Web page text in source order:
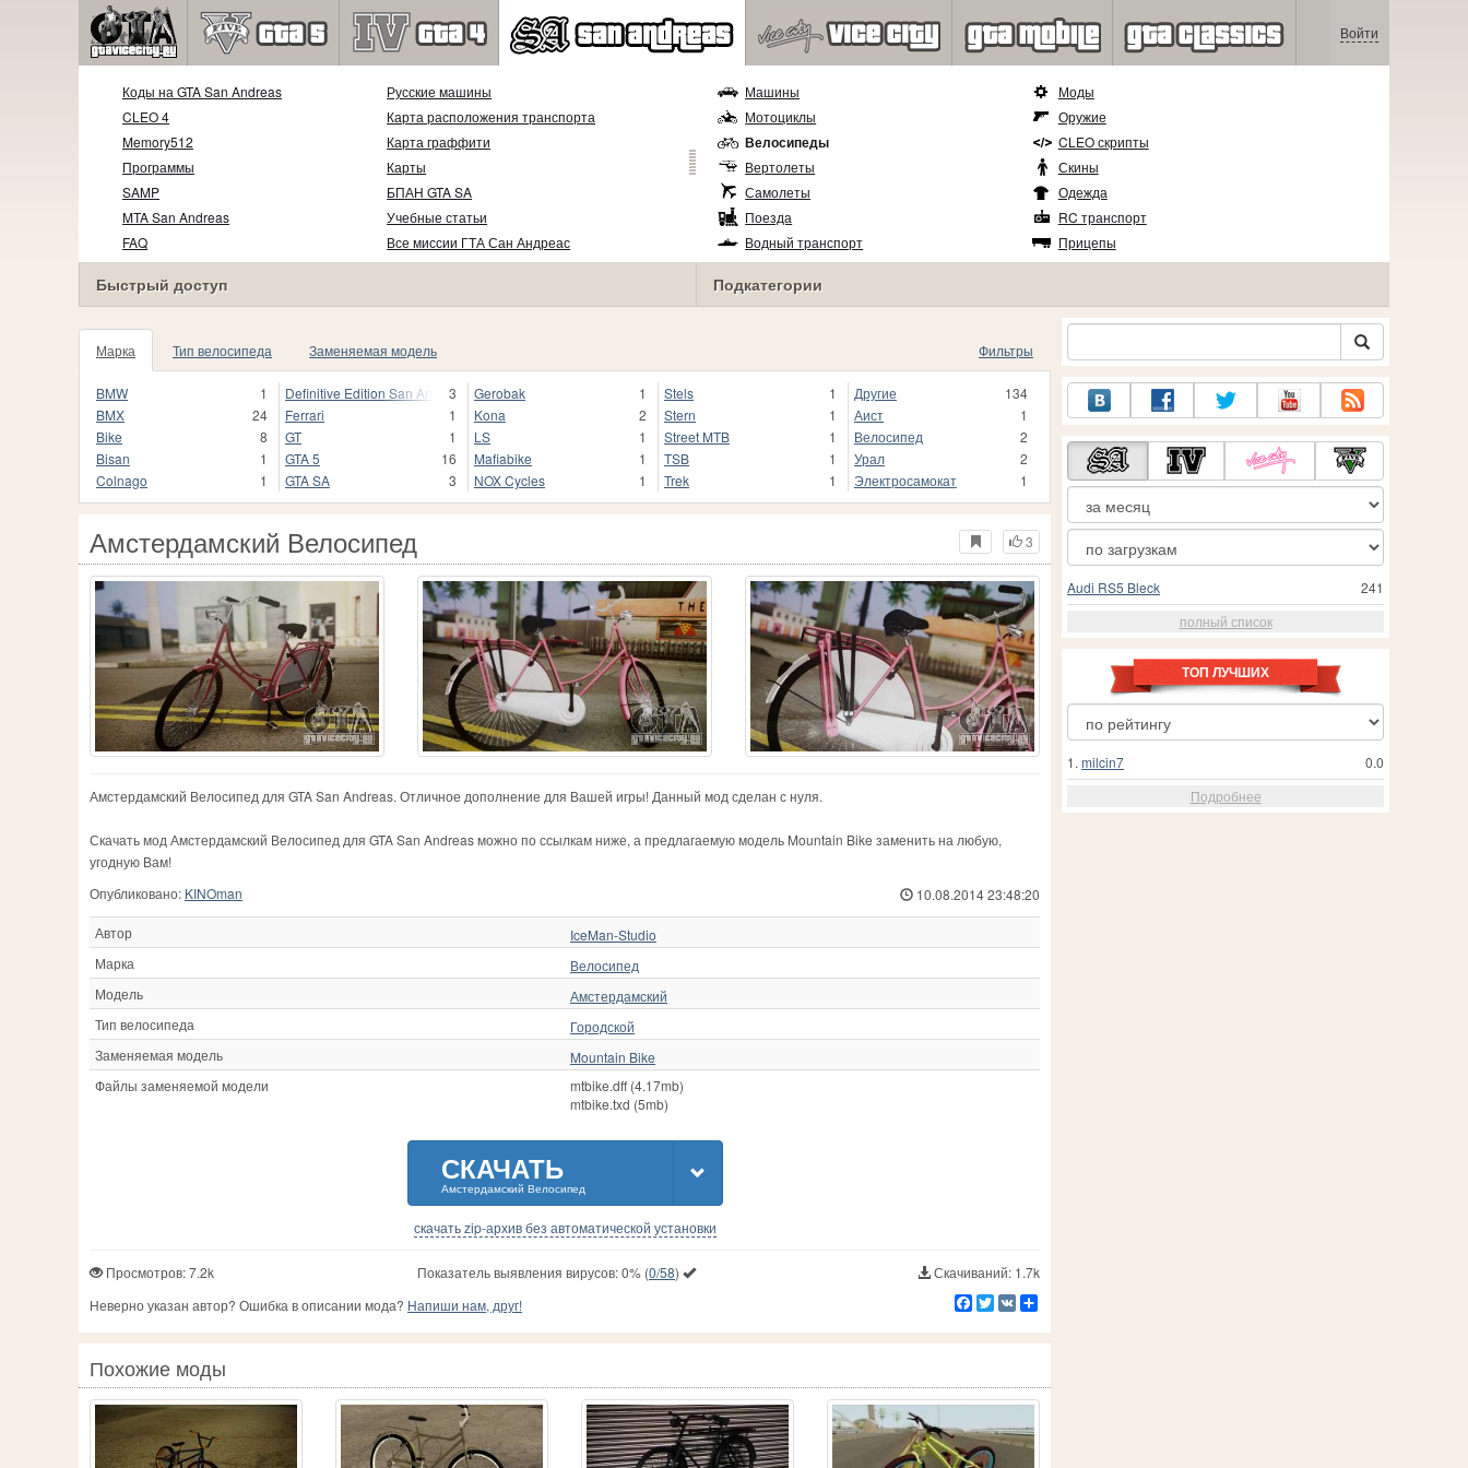
Войти
Коды на GTA San Andreas
CLEO 4
Memory512
Программы
SAMP
MTA San Andreas
FAQ
Русские машины
Карта расположения транспорта
Карта граффити
Карты
БПАН GTA SA
Учебные статьи
Все миссии ГТА Сан Андреас
Быстрый доступ
Машины
Мотоциклы
Велосипеды
Вертолеты
Самолеты
Поезда
Водный транспорт
Моды
Оружие
CLEO скрипты
Скины
Одежда
RC транспорт
Прицепы
Подкатегории
Марка Тип велосипеда Заменяемая модель Фильтры
BMW
1
BMX
24
Bike
8
Bisan
1
Colnago
1
Definitive Edition San Andreas
3
Ferrari
1
GT
1
GTA 5
16
GTA SA
3
Gerobak
1
Kona
2
LS
1
Mafiabike
1
NOX Cycles
1
Stels
1
Stern
1
Street MTB
1
TSB
1
Trek
1
Другие
134
Аист
1
Велосипед
2
Урал
2
Электросамокат
1
3
Амстердамский Велосипед
Амстердамский Велосипед для GTA San Andreas. Отличное дополнение для Вашей игры! Данный мод сделан с нуля.
Скачать мод Амстердамский Велосипед для GTA San Andreas можно по ссылкам ниже, а предлагаемую модель Mountain Bike заменить на любую,
угодную Вам!
Опубликовано: KINOman 10.08.2014 23:48:20
Автор
IceMan-Studio
Марка
Велосипед
Модель
Амстердамский
Тип велосипеда
Городской
Заменяемая модель
Mountain Bike
Файлы заменяемой модели
mtbike.dff (4.17mb)
mtbike.txd (5mb)
СКАЧАТЬ
Амстердамский Велосипед
скачать zip-архив без автоматической установки
Просмотров: 7.2k Показатель выявления вирусов:0%(0/58)
Скачиваний: 1.7k
Неверно указан автор? Ошибка в описании мода? Напиши нам, друг! Facebook
Twitter
VK
Похожие моды
241
Audi RS5 Bleck
полный список
ТОП ЛУЧШИХ
0.0
1. milcin7
Подробнее